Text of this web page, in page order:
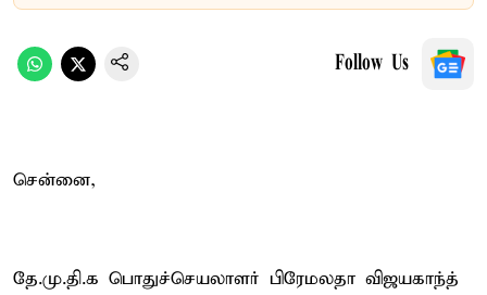
Follow Us
சென்னை,
தே.மு.தி.க பொதுச்செயலாளர் பிரேமலதா விஜயகாந்த்